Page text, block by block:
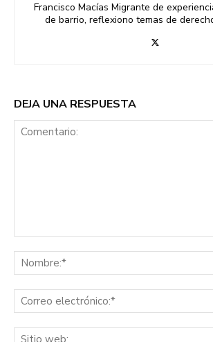
Francisco Macías Migrante de
de barrio, reflexiono temas de
DEJA UNA RESPUESTA